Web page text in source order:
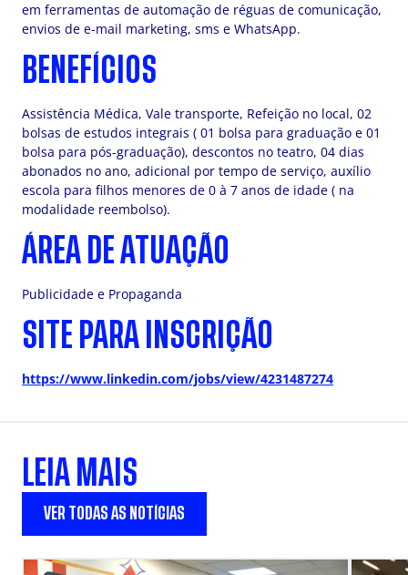
em ferramentas de automação de réguas de comunicação,
envios de e-mail marketing, sms e WhatsApp.
BENEFÍCIOS
Assistência Médica, Vale transporte, Refeição no local, 02
bolsas de estudos integrais ( 01 bolsa para graduação e 01
bolsa para pós-graduação), descontos no teatro, 04 dias
abonados no ano, adicional por tempo de serviço, auxílio
escola para filhos menores de 0 à 7 anos de idade ( na
modalidade reembolso).
ÁREA DE ATUAÇÃO
Publicidade e Propaganda
SITE PARA INSCRIÇÃO
https://www.linkedin.com/jobs/view/4231487274
LEIA MAIS
VER TODAS AS NOTÍCIAS